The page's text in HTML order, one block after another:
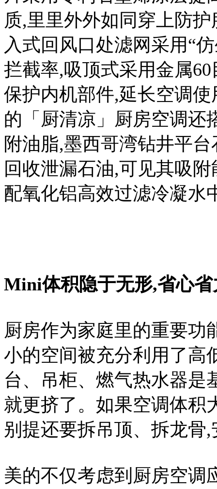
质,里里外外如同穿上防
入式回风口处滤网采用“
拦截率,吸顶式采用金属
保护内机部件,延长空调
的「厨清凉」厨房空调还
附油脂,墨西哥湾钻井平
回收泄漏石油,可见其吸
配氧化铝高效过滤冷凝水
Mini体积隐于无形,省心
厨房作为家庭里的重要功
小的空间被充分利用了高
台、吊柜、燃气热水器是
就更挤了。如果空调体积
别提还要拆吊顶、拆龙骨
美的不仅考虑到厨房空调